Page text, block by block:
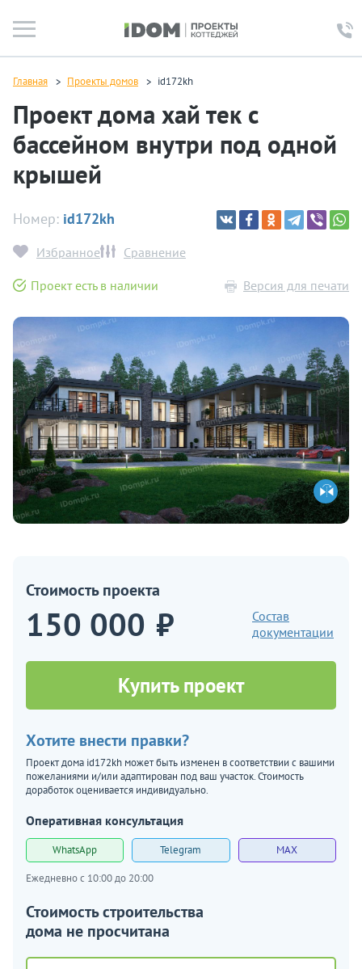
Главная Проекты домов id172kh
Проект дома хай тек с
бассейном внутри под одной
крышей
Номер: id172kh
Избранное Сравнение
Проект есть в наличии Версия для печати
Стоимость проекта
150 000 ₽
Состав
документации
Купить проект
Хотите внести правки?
Проект дома id172kh может быть изменен в соответствии с вашими
пожеланиями и/или адаптирован под ваш участок. Стоимость
доработок оценивается индивидуально.
Оперативная консультация
WhatsApp Telegram MAX
Ежедневно с 10:00 до 20:00
Стоимость строительства
дома не просчитана